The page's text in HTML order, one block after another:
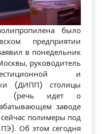
было
предприятии
в понедельник
руководитель
и
(ДИПП) столицы
(речь идет о
заводе
полимеры под
Об этом сегодня